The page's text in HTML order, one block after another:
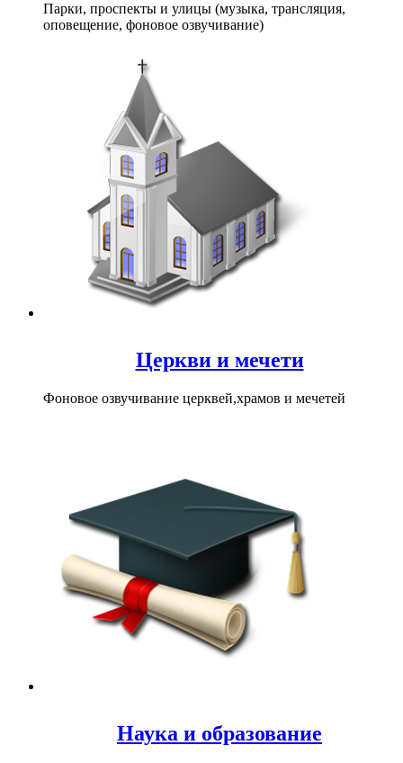
Парки, проспекты и улицы (музыка, трансляция,
оповещение, фоновое озвучивание)
Церкви и мечети
Фоновое озвучивание церквей,храмов и мечетей
Наука и образование